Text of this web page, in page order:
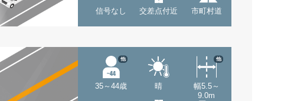
信号なし 交差点付近 市町村道
35～44歳
他
晴
幅5.5～
9.0m
他